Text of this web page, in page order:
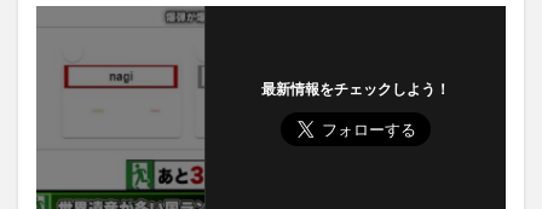
最新情報をチェックしよう！